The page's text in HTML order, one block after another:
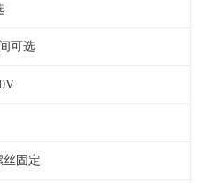
可选
丝固定